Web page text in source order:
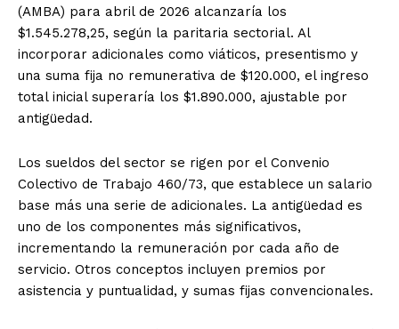
(AMBA) para abril de 2026 alcanzaría los
$1.545.278,25, según la paritaria sectorial. Al
incorporar adicionales como viáticos, presentismo y
una suma fija no remunerativa de $120.000, el ingreso
total inicial superaría los $1.890.000, ajustable por
antigüedad.
Los sueldos del sector se rigen por el Convenio
Colectivo de Trabajo 460/73, que establece un salario
base más una serie de adicionales. La antigüedad es
uno de los componentes más significativos,
incrementando la remuneración por cada año de
servicio. Otros conceptos incluyen premios por
asistencia y puntualidad, y sumas fijas convencionales.